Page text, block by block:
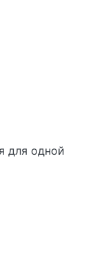
для одной